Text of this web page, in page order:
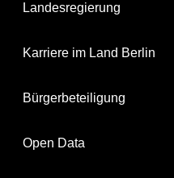
Landesregierung
Karriere im Land Berlin
Bürgerbeteiligung
Open Data